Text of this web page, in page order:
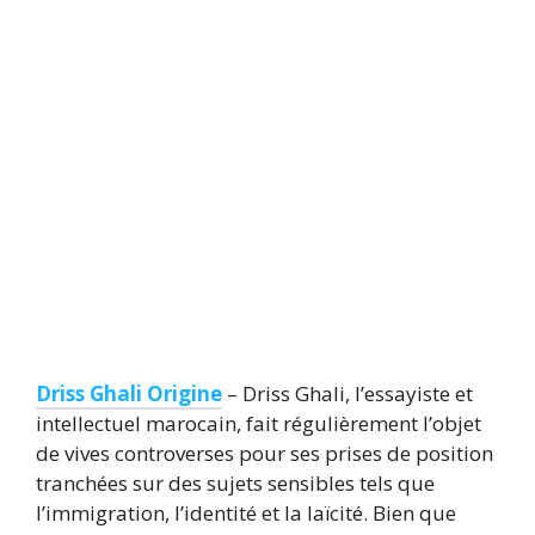
Driss Ghali Origine – Driss Ghali, l’essayiste et
intellectuel marocain, fait régulièrement l’objet
de vives controverses pour ses prises de position
tranchées sur des sujets sensibles tels que
l’immigration, l’identité et la laïcité. Bien que